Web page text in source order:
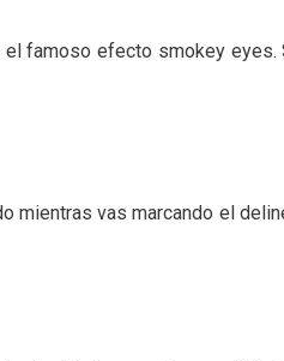
famoso efecto smokey
mientras vas marcando el